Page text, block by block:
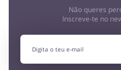
Não queres
Inscreve-te no